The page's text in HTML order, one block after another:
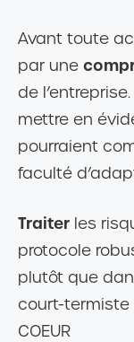
Avant toute
par une
de
mettre en
pourraient
faculté
Traiter les
protocole
plutôt que
court-termiste
COEUR